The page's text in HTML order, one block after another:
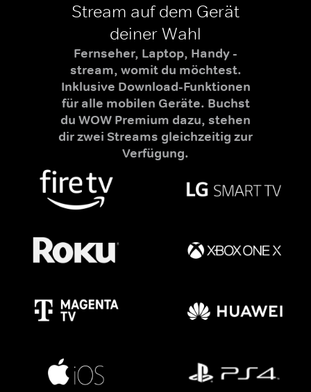
Stream auf dem Gerät
deiner Wahl
Fernseher, Laptop, Handy -
stream, womit du möchtest.
Inklusive Download-Funktionen
für alle mobilen Geräte. Buchst
du WOW Premium dazu, stehen
dir zwei Streams gleichzeitig zur
Verfügung.